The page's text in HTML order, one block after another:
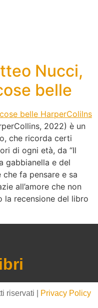
Nucci,
belle
2022) è un
che ricorda certi
di ogni età, da “Il
gabbianella e del
fa pensare e sa
all’amore che non
la recensione del libro
riservati |
Privacy Policy